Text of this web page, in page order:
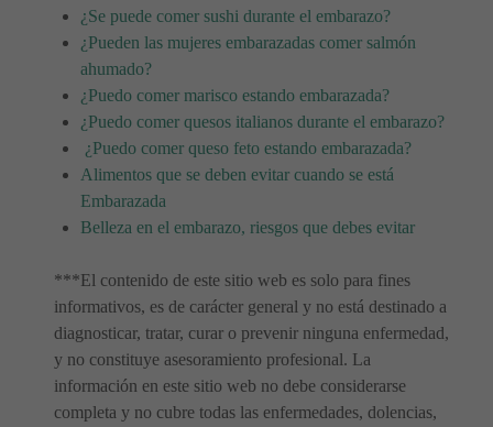
¿Se puede comer sushi durante el embarazo?
¿Pueden las mujeres embarazadas comer salmón
ahumado?
¿Puedo comer marisco estando embarazada?
¿Puedo comer quesos italianos durante el embarazo?
¿Puedo comer queso feto estando embarazada?
Alimentos que se deben evitar cuando se está
Embarazada
Belleza en el embarazo, riesgos que debes evitar
***El contenido de este sitio web es solo para fines
informativos, es de carácter general y no está destinado a
diagnosticar, tratar, curar o prevenir ninguna enfermedad,
y no constituye asesoramiento profesional. La
información en este sitio web no debe considerarse
completa y no cubre todas las enfermedades, dolencias,